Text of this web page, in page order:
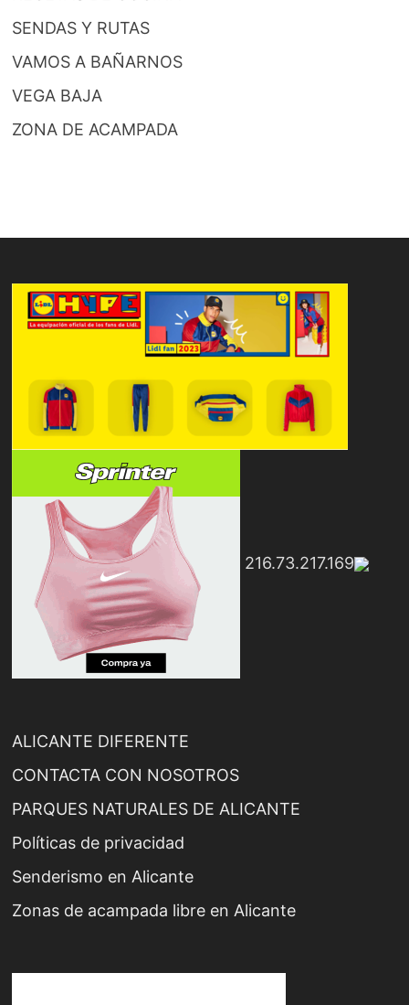
SENDAS Y RUTAS
VAMOS A BAÑARNOS
VEGA BAJA
ZONA DE ACAMPADA
216.73.217.169
ALICANTE DIFERENTE
CONTACTA CON NOSOTROS
PARQUES NATURALES DE ALICANTE
Políticas de privacidad
Senderismo en Alicante
Zonas de acampada libre en Alicante